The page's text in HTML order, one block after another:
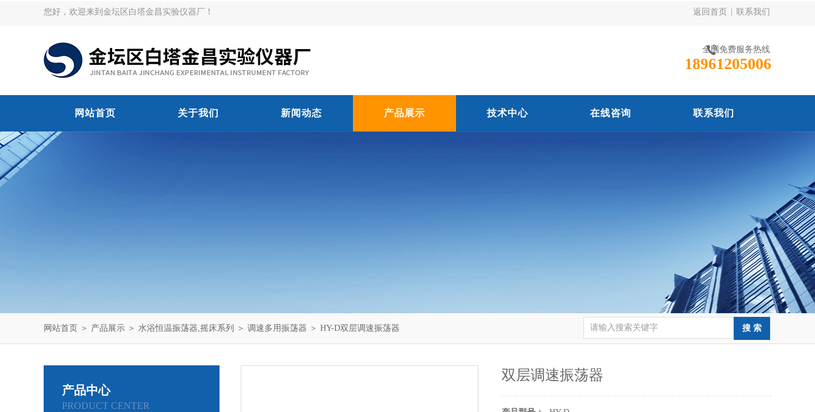
您好，欢迎来到金坛区白塔金昌实验仪器厂！ 返回首页 联系我们
全国免费服务热线
18961205006
网站首页 关于我们 新闻动态 产品展示 技术中心 在线咨询 联系我们
网站首页 ＞ 产品展示 ＞ 水浴恒温振荡器,摇床系列 ＞ 调速多用振荡器 ＞ HY-D双层调速振荡器
产品中心
PRODUCT CENTER
双层调速振荡器